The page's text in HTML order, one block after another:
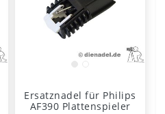
Ersatznadel für Philips
AF390 Plattenspieler